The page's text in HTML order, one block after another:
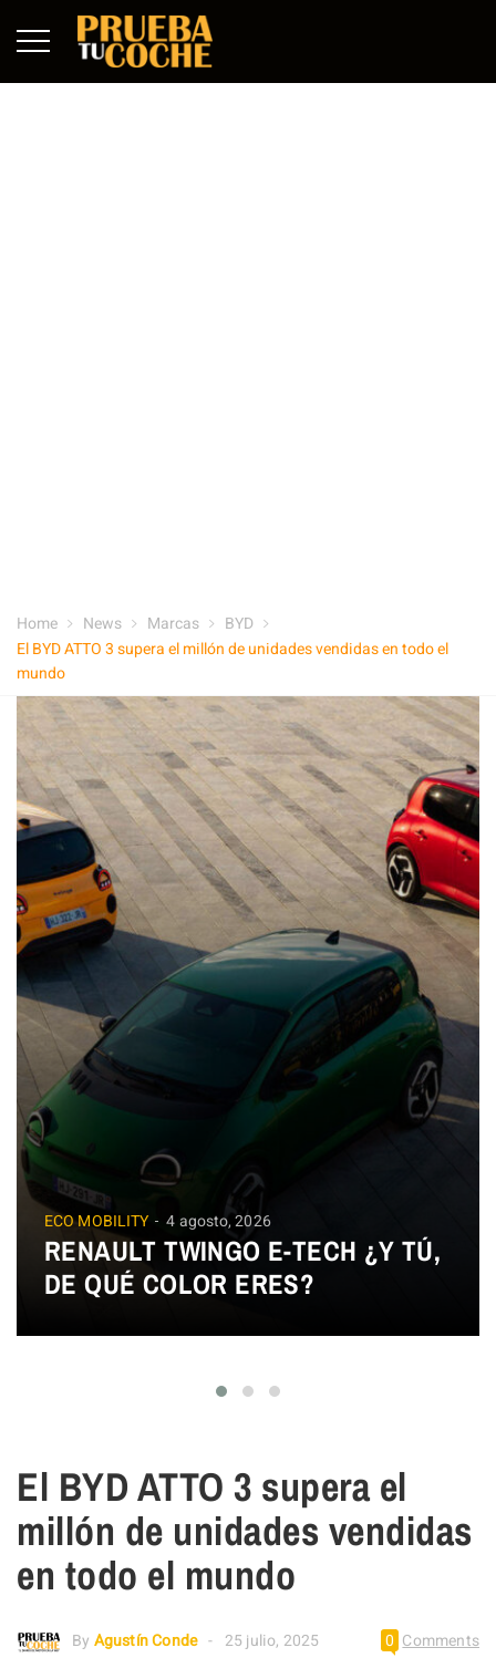
Home News Marcas
BYD
El BYD ATTO 3 supera el millón de unidades vendidas en todo el
mundo
ECO MOBILITY 4 agosto, 2026
RENAULT TWINGO E-TECH ¿Y TÚ,
DE QUÉ COLOR ERES?
El BYD ATTO 3 supera el
millón de unidades vendidas
en todo el mundo
By Agustín Conde 25 julio, 2025 0 Comments